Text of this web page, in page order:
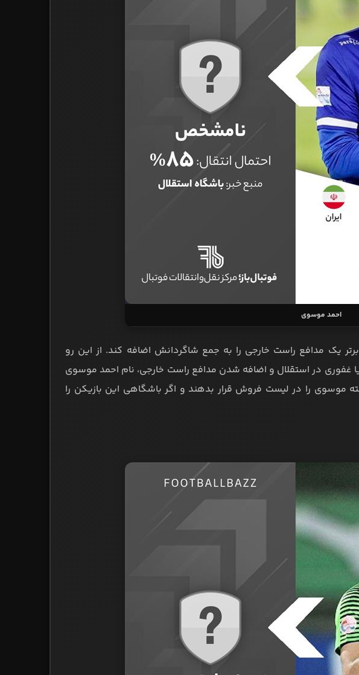
احمد موسوی
یک مدافع راست خارجی را به جمع شاگردانش اضافه کند. از این رو
غفوری در استقلال و اضافه شدن مدافع راست خارجی، نام احمد موسوی
موسوی را در لیست فروش قرار بدهند و اگر باشگاهی این بازیکن را